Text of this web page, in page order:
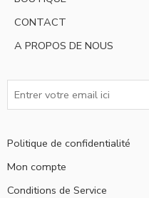
CONTACT
A PROPOS DE NOUS
Politique de confidentialité
Mon compte
Conditions de Service